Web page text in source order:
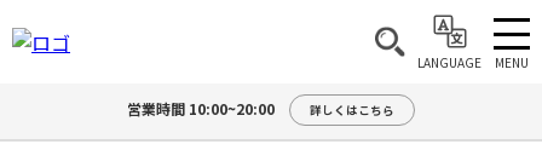
LANGUAGE MENU
営業時間 10:00~20:00 詳しくはこちら